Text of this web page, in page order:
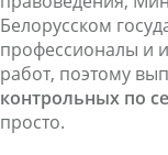
Белорусском
профессионалы и
работ, поэтому
контрольных по
просто.